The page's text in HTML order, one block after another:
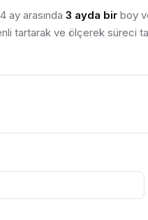
ay arasında 3 ayda bir boy
tartarak ve ölçerek süreci